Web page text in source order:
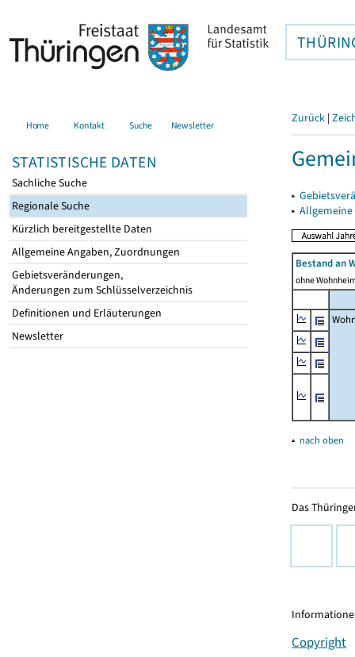
Home Kontakt Suche Newsletter
STATISTISCHE DATEN
Sachliche Suche
Regionale Suche
Kürzlich bereitgestellte Daten
Allgemeine Angaben, Zuordnungen
Gebietsveränderungen,
Änderungen zum Schlüsselverzeichnis
Definitionen und Erläuterungen
Newsletter
Zurück |
▸
▸
Bestand an
ohne
▴ nach oben
Das
Copyright